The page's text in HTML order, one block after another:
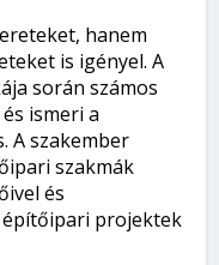
hanem
is igényel. A
során számos
ismeri a
A szakember
szakmák
és
építőipari projektek